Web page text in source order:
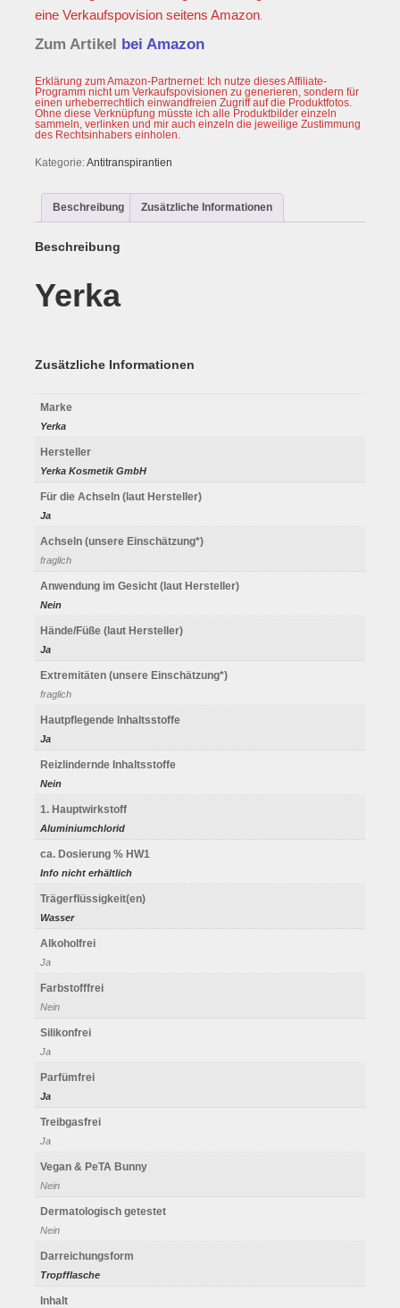
eine Verkaufspovision seitens Amazon
Zum Artikel bei Amazon
Erklärung zum Amazon-Partnernet: Ich nutze dieses Affiliate-
Programm nicht um Verkaufspovisionen zu generieren, sondern für
einen urheberrechtlich einwandfreien Zugriff auf die Produktfotos.
Ohne diese Verknüpfung müsste ich alle Produktbilder einzeln
sammeln, verlinken und mir auch einzeln die jeweilige Zustimmung
des Rechtsinhabers einholen.
Kategorie:Antitranspirantien
Beschreibung Zusätzliche Informationen
Beschreibung
Yerka
Zusätzliche Informationen
Marke
Yerka
Hersteller
Yerka Kosmetik GmbH
Für die Achseln (laut Hersteller)
Ja
Achseln (unsere Einschätzung*)
fraglich
Anwendung im Gesicht (laut Hersteller)
Nein
Hände/Füße (laut Hersteller)
Ja
Extremitäten (unsere Einschätzung*)
fraglich
Hautpflegende Inhaltsstoffe
Ja
Reizlindernde Inhaltsstoffe
Nein
1. Hauptwirkstoff
Aluminiumchlorid
ca. Dosierung % HW1
Info nicht erhältlich
Trägerflüssigkeit(en)
Wasser
Alkoholfrei
Ja
Farbstofffrei
Nein
Silikonfrei
Ja
Parfümfrei
Ja
Treibgasfrei
Ja
Vegan & PeTA Bunny
Nein
Dermatologisch getestet
Nein
Darreichungsform
Tropfflasche
Inhalt